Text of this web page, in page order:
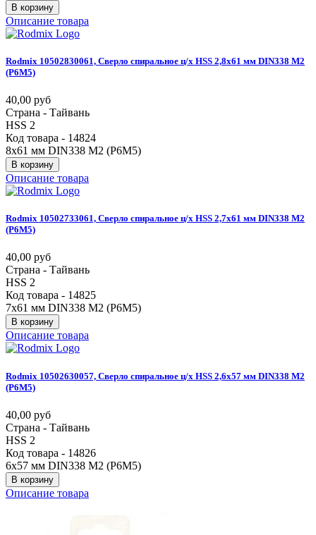
В корзину
Описание товара
Rodmix 10502830061, Сверло спиральное ц/х HSS 2,8х61 мм DIN338 М2
(Р6М5)
40,00 руб
Страна - Тайвань
HSS 2
Код товара - 14824
8х61 мм DIN338 М2 (Р6М5)
В корзину
Описание товара
Rodmix 10502733061, Сверло спиральное ц/х HSS 2,7х61 мм DIN338 М2
(Р6М5)
40,00 руб
Страна - Тайвань
HSS 2
Код товара - 14825
7х61 мм DIN338 М2 (Р6М5)
В корзину
Описание товара
Rodmix 10502630057, Сверло спиральное ц/х HSS 2,6х57 мм DIN338 М2
(Р6М5)
40,00 руб
Страна - Тайвань
HSS 2
Код товара - 14826
6х57 мм DIN338 М2 (Р6М5)
В корзину
Описание товара